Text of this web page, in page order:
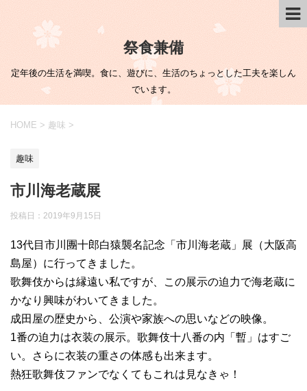
祭食兼備
定年後の生活を満喫。食に、遊びに、生活のちょっとした工夫を楽しん
でいます。
HOME > 趣味 >
趣味
市川海老蔵展
投稿日： 2019年9月15日
13代目市川團十郎白猿襲名記念「市川海老蔵」展（大阪高
島屋）に行ってきました。
歌舞伎からは縁遠い私ですが、この展示の迫力で海老蔵に
かなり興味がわいてきました。
成田屋の歴史から、公演や家族への思いなどの映像。
1番の迫力は衣装の展示。歌舞伎十八番の内「暫」はすご
い。さらに衣装の重さの体感も出来ます。
熱狂歌舞伎ファンでなくてもこれは見なきゃ！